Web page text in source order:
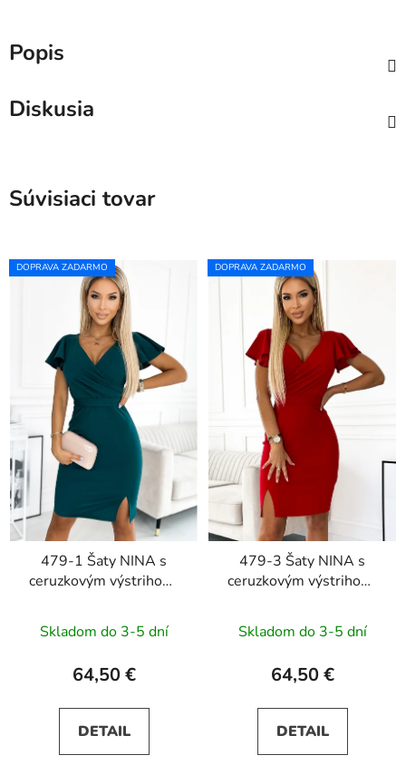
Popis
Diskusia
Súvisiaci tovar
DOPRAVA ZADARMO
479-1 Šaty NINA s
ceruzkovým výstrihom,
zelené
Skladom do 3-5 dní
64,50 €
DETAIL
DOPRAVA ZADARMO
479-3 Šaty NINA s
ceruzkovým výstrihom,
červené
Skladom do 3-5 dní
64,50 €
DETAIL